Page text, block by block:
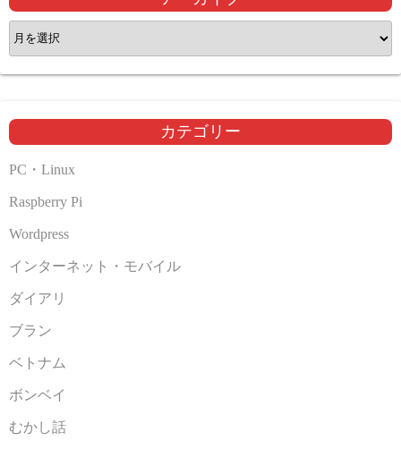
ア
ー
カ
ブ
カテゴリー
PC・Linux
Raspberry Pi
Wordpress
インターネット・モバイル
ダイアリ
ブラン
ベトナム
ボンベイ
むかし話